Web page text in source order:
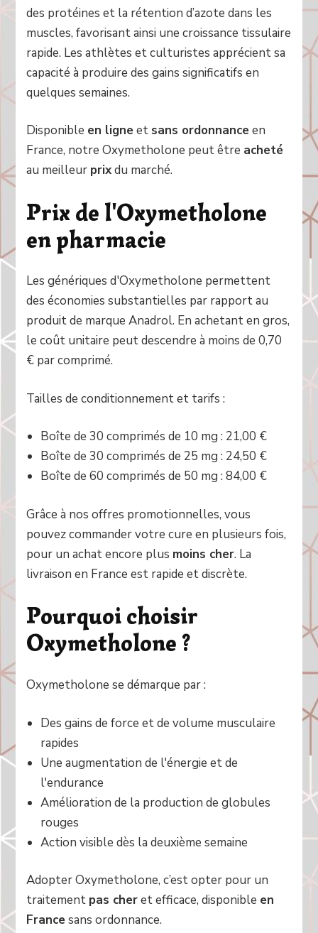
des protéines et la rétention d’azote dans les
muscles, favorisant ainsi une croissance tissulaire
rapide. Les athlètes et culturistes apprécient sa
capacité à produire des gains significatifs en
quelques semaines.
Disponible en ligneet sans ordonnanceen
France, notre Oxymetholone peut être acheté
au meilleur prixdu marché.
Prix de l'Oxymetholone
en pharmacie
Les génériques d'Oxymetholone permettent
des économies substantielles par rapport au
produit de marque Anadrol. En achetant en gros,
le coût unitaire peut descendre à moins de 0,70
€ par comprimé.
Tailles de conditionnement et tarifs :
Boîte de 30 comprimés de 10 mg : 21,00 €
Boîte de 30 comprimés de 25 mg : 24,50 €
Boîte de 60 comprimés de 50 mg : 84,00 €
Grâce à nos offres promotionnelles, vous
pouvez commander votre cure en plusieurs fois,
pour un achat encore plus moins cher. La
livraison en France est rapide et discrète.
Pourquoi choisir
Oxymetholone ?
Oxymetholone se démarque par :
Des gains de force et de volume musculaire
rapides
Une augmentation de l'énergie et de
l'endurance
Amélioration de la production de globules
rouges
Action visible dès la deuxième semaine
Adopter Oxymetholone, c’est opter pour un
traitement pas cheret efficace, disponible en
Francesans ordonnance.